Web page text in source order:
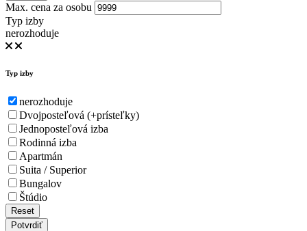
Max. cena za osobu
Typ izby
nerozhoduje
Typ izby
nerozhoduje
Dvojposteľová (+prísteľky)
Jednoposteľová izba
Rodinná izba
Apartmán
Suita / Superior
Bungalov
Štúdio
Reset
Potvrdiť